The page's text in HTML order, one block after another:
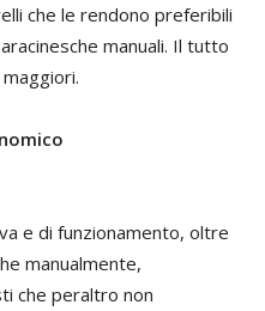
che le rendono preferibili
manuali. Il tutto
e di funzionamento, oltre
manualmente,
che peraltro non